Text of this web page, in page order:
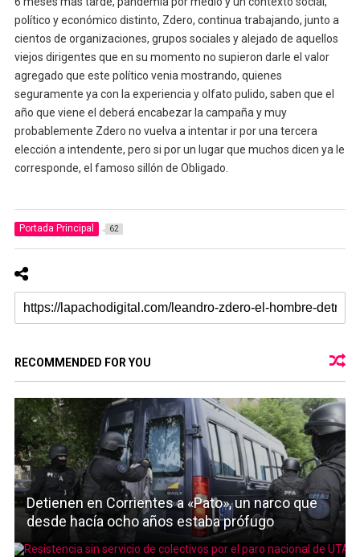
político y económico distinto, Zdero, continua trabajando, junto a
cientos de organizaciones, grupos sociales y alejado de aquellos
viejos dirigentes que en su momento no supieron darle el valor
agregado que este político venia mostrando, quienes
seguramente ya con la experiencia y olfato pulido, saben que el
año que viene el deberá encabezar la campaña y muy
probablemente Zdero no vuelva a intentar ir por una tercera
elección a intendente, pero si por un lugar que muchos dicen ya le
corresponde, el famoso sillón de Obligado.
Portada Principal 62
RECOMMENDED FOR YOU
Detienen en Corrientes a «Pato», un narco que
desde hacía ocho años estaba prófugo